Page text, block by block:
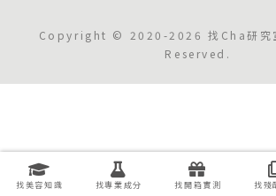
Copyright © 2020-2026 找Cha研
Reserved.
找美容知識 找專業成分 找開箱實測 找殘